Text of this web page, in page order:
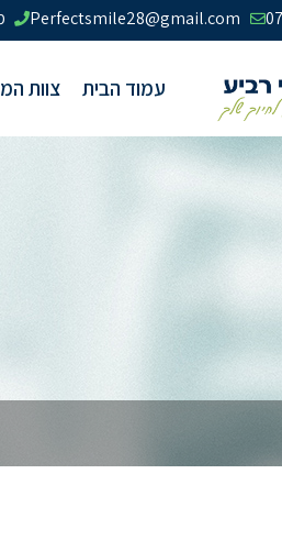
Perfectsmile28@gmail.com
עמוד הבית צוות